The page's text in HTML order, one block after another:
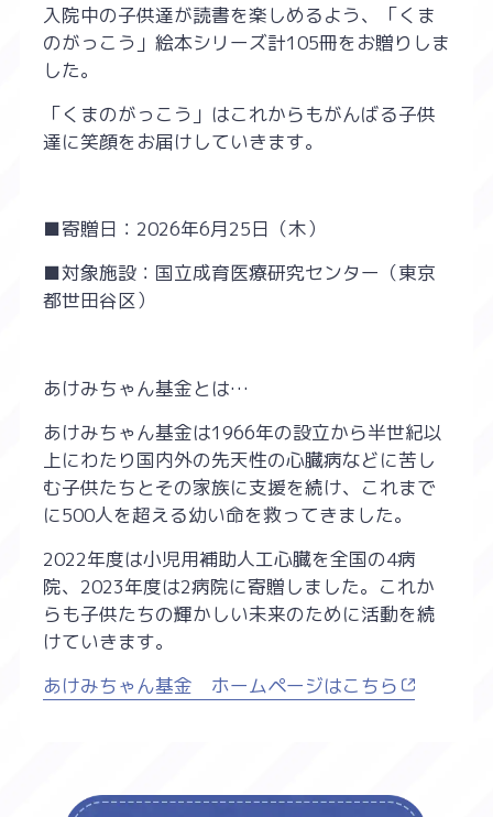
入院中の子供達が読書を楽しめるよう、「くま
のがっこう」絵本シリーズ計105冊をお贈りしま
した。
「くまのがっこう」はこれからもがんばる子供
達に笑顔をお届けしていきます。
■寄贈日：2026年6月25日（木）
■対象施設：国立成育医療研究センター（東京
都世田谷区）
あけみちゃん基金とは…
あけみちゃん基金は1966年の設立から半世紀以
上にわたり国内外の先天性の心臓病などに苦し
む子供たちとその家族に支援を続け、これまで
に500人を超える幼い命を救ってきました。
2022年度は小児用補助人工心臓を全国の4病
院、2023年度は2病院に寄贈しました。これか
らも子供たちの輝かしい未来のために活動を続
けていきます。
あけみちゃん基金 ホームページはこちら